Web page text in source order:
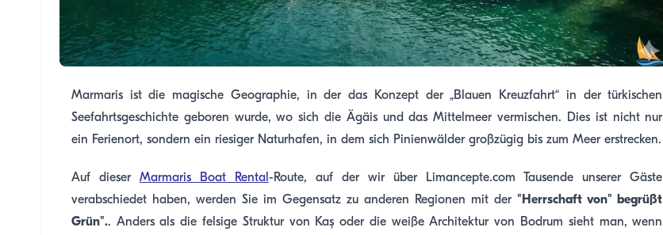
Marmaris ist die magische Geographie, in der das Konzept der „Blauen Kreuzfahrt“ in der türkischen
Seefahrtsgeschichte geboren wurde, wo sich die Ägäis und das Mittelmeer vermischen. Dies ist nicht nur
ein Ferienort, sondern ein riesiger Naturhafen, in dem sich Pinienwälder großzügig bis zum Meer erstrecken.
Auf dieser Marmaris Boat Rental-Route, auf der wir über Limancepte.com Tausende unserer Gäste
verabschiedet haben, werden Sie im Gegensatz zu anderen Regionen mit der "Herrschaft von" begrüßt
Grün".. Anders als die felsige Struktur von Kaş oder die weiße Architektur von Bodrum sieht man, wenn